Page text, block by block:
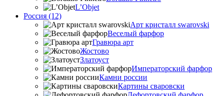
L’Objet
Россия (12)
Арт кристалл swarovski
Веселый фарфор
Гравюра арт
Жостово
Златоуст
Императорский фарфор
Камни россии
Картины сваровски